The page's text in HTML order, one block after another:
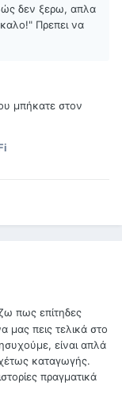
δεν ξερω, απλα
Πρεπει να
μπήκατε στον
πως επίτηδες
μας πεις τελικά στο
είναι απλά
καταγωγής.
πραγματικά